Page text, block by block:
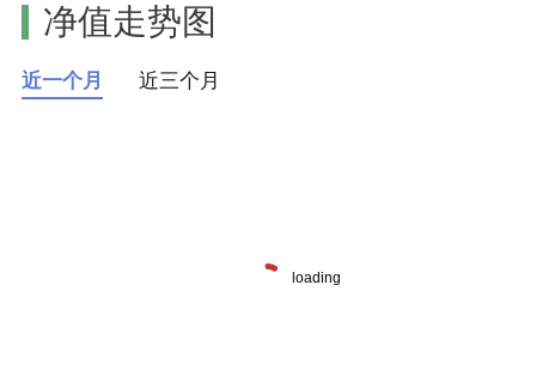
净值走势图
近一个月 近三个月